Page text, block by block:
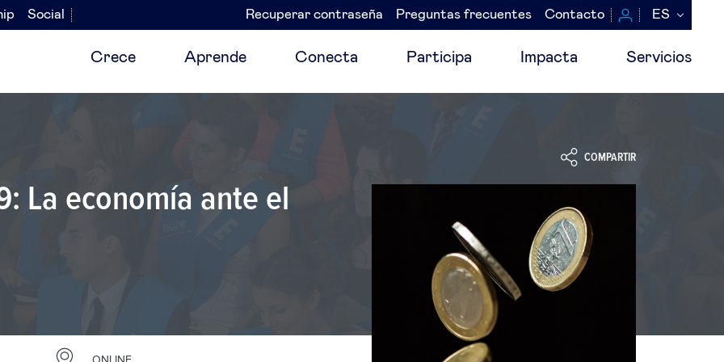
Social
Navegación
secundaria
Recuperar contraseña Preguntas frecuentes Contacto ES
Crece Aprende Conecta Participa Impacta Servicios
COMPARTIR
La economía ante el